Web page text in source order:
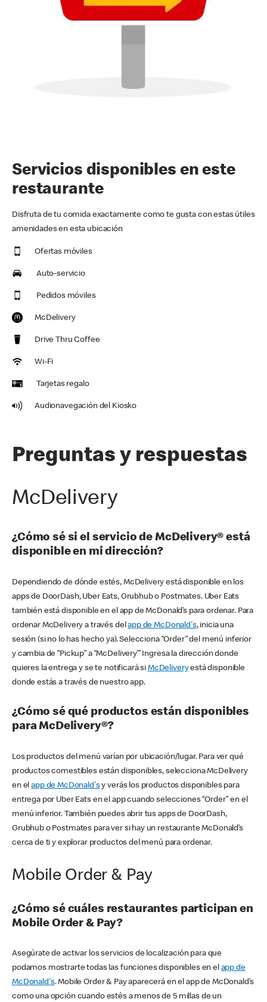
Servicios disponibles en este
restaurante
Disfruta de tu comida exactamente como te gusta con estas útiles
amenidades en esta ubicación
Ofertas móviles
Auto-servicio
Pedidos móviles
McDelivery
Drive Thru Coffee
Wi-Fi
Tarjetas regalo
Audionavegación del Kiosko
Preguntas y respuestas
McDelivery
¿Cómo sé si el servicio de McDelivery® está
disponible en mi dirección?
Dependiendo de dónde estés, McDelivery está disponible en los
apps de DoorDash, Uber Eats, Grubhub o Postmates. Uber Eats
también está disponible en el app de McDonald’s para ordenar. Para
ordenar McDelivery a través delapp de McDonald's, inicia una
sesión (si no lo has hecho ya). Selecciona “Order” del menú inferior
y cambia de “Pickup” a “McDelivery’” Ingresa la dirección donde
quieres la entrega y se te notificará si McDeliveryestá disponible
donde estás a través de nuestro app.
¿Cómo sé qué productos están disponibles
para McDelivery®?
Los productos del menú varían por ubicación/lugar. Para ver qué
productos comestibles están disponibles, selecciona McDelivery
en elapp de McDonald'sy verás los productos disponibles para
entrega por Uber Eats en el app cuando selecciones “Order” en el
menú inferior. También puedes abrir tus apps de DoorDash,
Grubhub o Postmates para ver si hay un restaurante McDonald’s
cerca de ti y explorar productos del menú para ordenar.
Mobile Order & Pay
¿Cómo sé cuáles restaurantes participan en
Mobile Order & Pay?
Asegúrate de activar los servicios de localización para que
podamos mostrarte todas las funciones disponibles en el app de
McDonald's. Mobile Order & Pay aparecerá en el app de McDonald’s
como una opción cuando estés a menos de 5 millas de un